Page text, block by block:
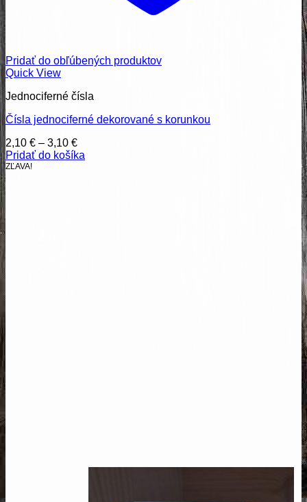
Pridať do obľúbených produktov
Quick View
Jednociferné čísla
Čísla jednociferné dekorované s korunkou
2,10 € – 3,10 €Price
range:
Pridať do košíka
ZĽAVA!